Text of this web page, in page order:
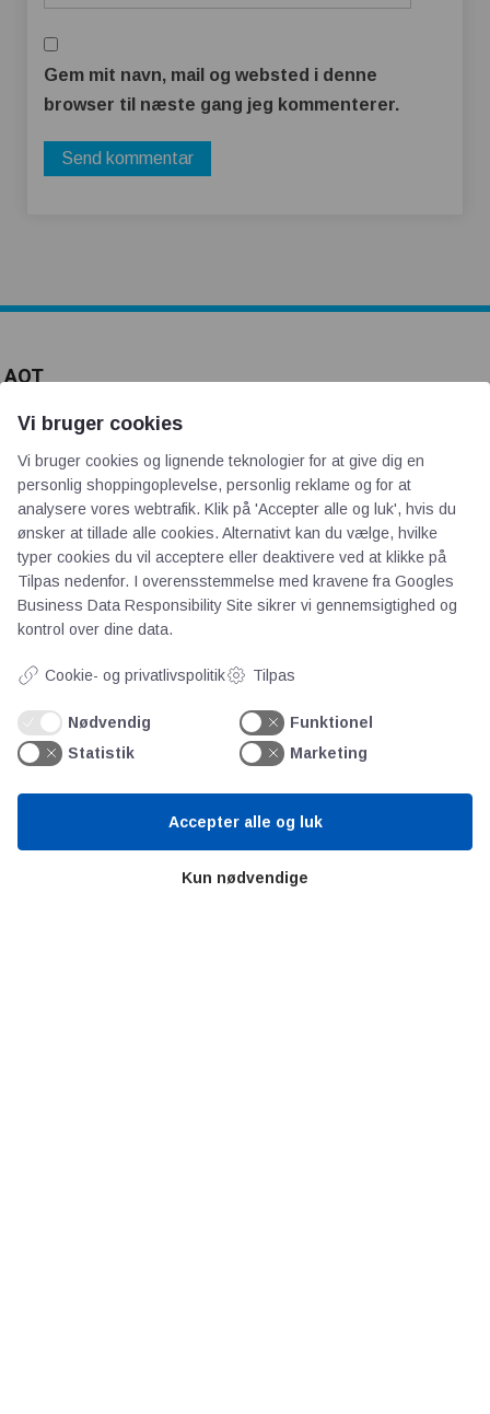
Gem mit navn, mail og websted i denne
browser til næste gang jeg kommenterer.
AOT
Om os
Priser
Kontakt
Persondata
Videncentre
Bitva
Videncentre
Litteratur
Vi bruger cookies
Vi bruger cookies og lignende teknologier for at give dig en
personlig shoppingoplevelse, personlig reklame og for at
analysere vores webtrafik. Klik på 'Accepter alle og luk', hvis du
ønsker at tillade alle cookies. Alternativt kan du vælge, hvilke
typer cookies du vil acceptere eller deaktivere ved at klikke på
Tilpas nedenfor. I overensstemmelse med kravene fra Googles
Business Data Responsibility Site sikrer vi gennemsigtighed og
kontrol over dine data.
Cookie- og privatlivspolitik Tilpas
Nødvendig
Funktionel
Statistik
Marketing
Kun nødvendige
Accepter alle og luk